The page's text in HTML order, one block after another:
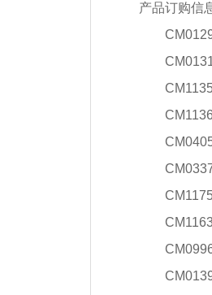
产品订购信